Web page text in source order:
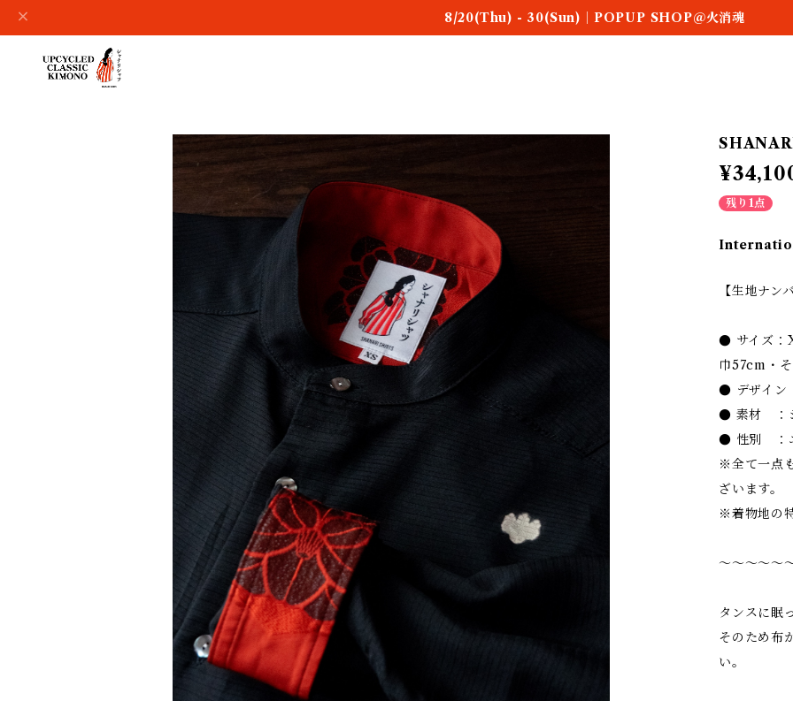
8/20(Thu) - 30(Sun)｜POPUP SHOP＠火消魂
残り1点
【生地ナン
● サイズ：
巾57cm・
● デザイン
● 素材 ：
● 性別 ：
※全て一点
ざいます。
※着物地の
〜〜〜〜〜
タンスに眠
そのため布
い。